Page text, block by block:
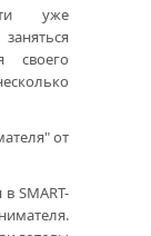
уже
своего
от
SMART-